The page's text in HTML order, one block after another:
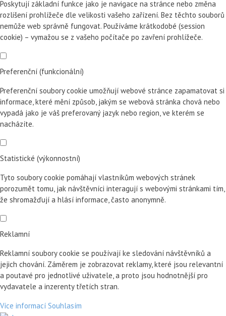
Poskytují základní funkce jako je navigace na stránce nebo změna
rozlišení prohlížeče dle velikosti vašeho zařízení. Bez těchto souborů
nemůže web správně fungovat. Používáme krátkodobé (session
cookie) – vymažou se z vašeho počítače po zavření prohlížeče.
Preferenční (funkcionální)
Preferenční soubory cookie umožňují webové stránce zapamatovat si
informace, které mění způsob, jakým se webová stránka chová nebo
vypadá jako je váš preferovaný jazyk nebo region, ve kterém se
nacházíte.
Statistické (výkonnostní)
Tyto soubory cookie pomáhají vlastníkům webových stránek
porozumět tomu, jak návštěvníci interagují s webovými stránkami tím,
že shromažďují a hlásí informace, často anonymně.
Reklamní
Reklamní soubory cookie se používají ke sledování návštěvníků a
jejich chování. Záměrem je zobrazovat reklamy, které jsou relevantní
a poutavé pro jednotlivé uživatele, a proto jsou hodnotnější pro
vydavatele a inzerenty třetích stran.
Více informací Souhlasím